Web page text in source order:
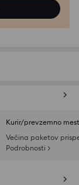
Kurir/prevzemno
Večina paketov
Podrobnosti >